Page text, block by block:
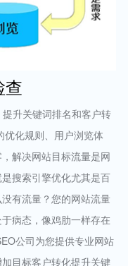
查
升关键词排名和客户转
优化规则、用户浏览体
解决网站目标流量是网
搜索引擎优化尤其是百
有流量？您的网站流量
病态，像鸡肋一样存在
公司为您提供专业网站
目标客户转化提升关键